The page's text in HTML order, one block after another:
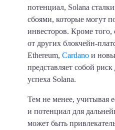
потенциал, Solana
сбоями, которые могут
инвесторов. Кроме того,
от других блокчейн-
Ethereum, Cardano и
представляет собой
успеха Solana.
Тем не менее, учитывая
и потенциал для
может быть